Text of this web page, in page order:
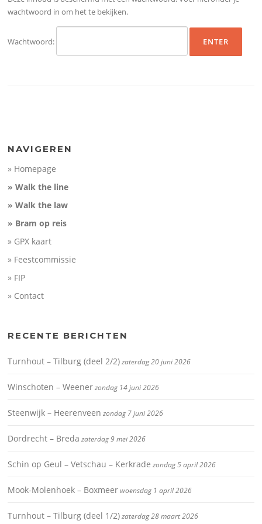
wachtwoord in om het te bekijken.
Wachtwoord:
NAVIGEREN
» Homepage
» Walk the line
» Walk the law
» Bram op reis
» GPX kaart
» Feestcommissie
» FIP
» Contact
RECENTE BERICHTEN
Turnhout – Tilburg (deel 2/2)zaterdag 20 juni 2026
Winschoten – Weenerzondag 14 juni 2026
Steenwijk – Heerenveen zondag 7 juni 2026
Dordrecht – Breda zaterdag 9 mei 2026
Schin op Geul – Vetschau – Kerkrade zondag 5 april 2026
Mook-Molenhoek – Boxmeerwoensdag 1 april 2026
Turnhout – Tilburg (deel 1/2)zaterdag 28 maart 2026